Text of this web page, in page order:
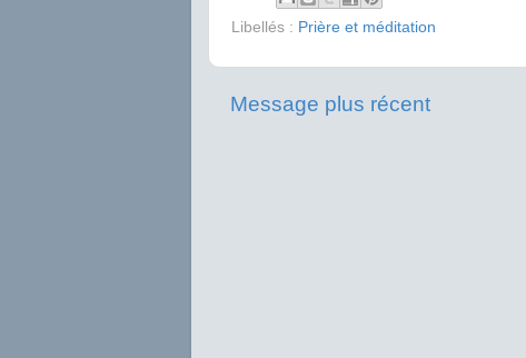
Libellés : Prière et méditation
Message plus récent